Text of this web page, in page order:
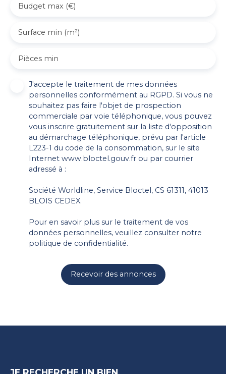
Budget max (€)
Surface min (m²)
Pièces min
J'accepte le traitement de mes données
personnelles conformément au RGPD. Si vous ne
souhaitez pas faire l'objet de prospection
commerciale par voie téléphonique, vous pouvez
vous inscrire gratuitement sur la liste d'opposition
au démarchage téléphonique, prévu par l'article
L223-1 du code de la consommation, sur le site
Internet www.bloctel.gouv.fr ou par courrier
adressé à :
Société Worldline, Service Bloctel, CS 61311, 41013
BLOIS CEDEX.
Pour en savoir plus sur le traitement de vos
données personnelles, veuillez consulter notre
politique de confidentialité.
Recevoir des annonces